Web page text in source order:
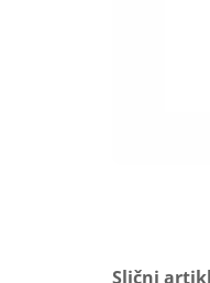
Slični